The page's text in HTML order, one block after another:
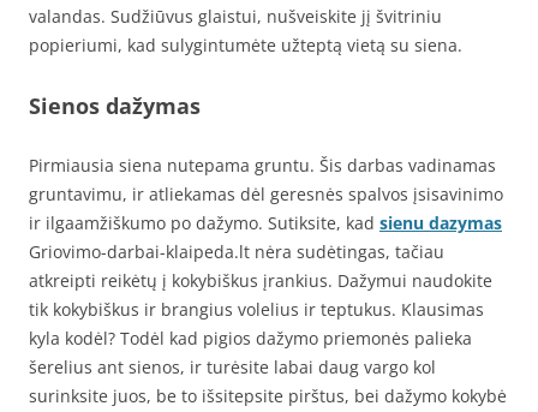
valandas. Sudžiūvus glaistui, nušveiskite jį švitriniu
popieriumi, kad sulygintumėte užteptą vietą su siena.
Sienos dažymas
Pirmiausia siena nutepama gruntu. Šis darbas vadinamas
gruntavimu, ir atliekamas dėl geresnės spalvos įsisavinimo
ir ilgaamžiškumo po dažymo. Sutiksite, kad sienu dazymas
Griovimo-darbai-klaipeda.lt nėra sudėtingas, tačiau
atkreipti reikėtų į kokybiškus įrankius. Dažymui naudokite
tik kokybiškus ir brangius volelius ir teptukus. Klausimas
kyla kodėl? Todėl kad pigios dažymo priemonės palieka
šerelius ant sienos, ir turėsite labai daug vargo kol
surinksite juos, be to išsitepsite pirštus, bei dažymo kokybė